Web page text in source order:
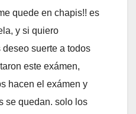
quede en chapis!! es
y si quiero
suerte a todos
este exámen,
hacen el exámen y
se quedan. solo los